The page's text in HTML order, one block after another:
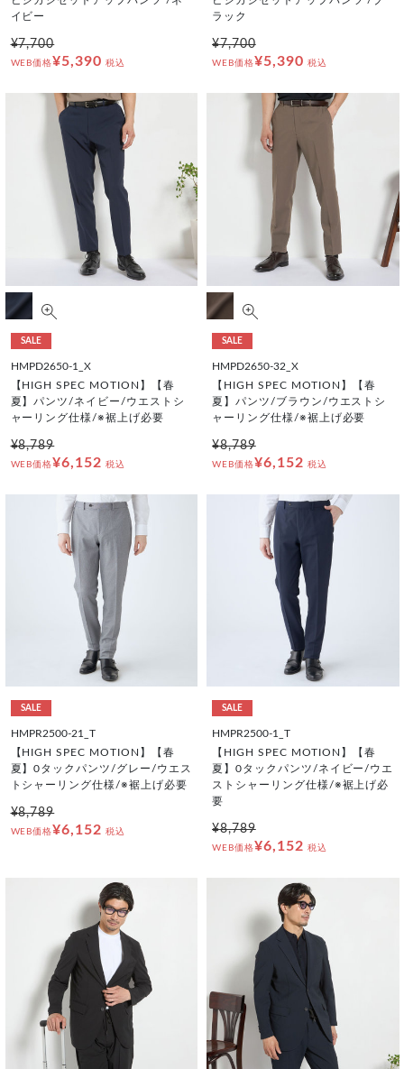
イビー
¥7,700
WEB価格¥5,390 税込
ラック
¥7,700
WEB価格¥5,390 税込
SALE
HMPD2650-1_X
【HIGH SPEC MOTION】【春
夏】パンツ/ネイビー/ウエストシ
ャーリング仕様/※裾上げ必要
¥8,789
WEB価格¥6,152 税込
SALE
HMPD2650-32_X
【HIGH SPEC MOTION】【春
夏】パンツ/ブラウン/ウエストシ
ャーリング仕様/※裾上げ必要
¥8,789
WEB価格¥6,152 税込
SALE
HMPR2500-21_T
【HIGH SPEC MOTION】【春
夏】0タックパンツ/グレー/ウエス
トシャーリング仕様/※裾上げ必要
¥8,789
WEB価格¥6,152 税込
SALE
HMPR2500-1_T
【HIGH SPEC MOTION】【春
夏】0タックパンツ/ネイビー/ウエ
ストシャーリング仕様/※裾上げ必
要
¥8,789
WEB価格¥6,152 税込